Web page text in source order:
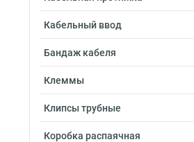
Кабельный ввод
Бандаж кабеля
Клеммы
Клипсы трубные
Коробка распаячная